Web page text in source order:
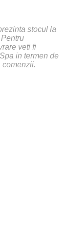
stocul la
veti fi
in termen de
comenzii.